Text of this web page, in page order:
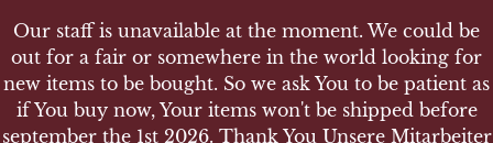
Our staff is unavailable at the moment. We could be
out for a fair or somewhere in the world looking for
new items to be bought. So we ask You to be patient as
if You buy now, Your items won't be shipped before
september the 1st 2026. Thank You Unsere Mitarbeiter